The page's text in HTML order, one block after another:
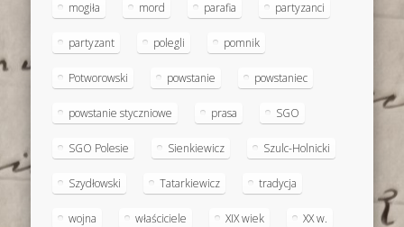
mogiła mord parafia partyzanci
partyzant polegli pomnik
Potworowski powstanie powstaniec
powstanie styczniowe prasa SGO
SGO Polesie Sienkiewicz Szulc-Holnicki
Szydłowski Tatarkiewicz tradycja
wojna właściciele XIX wiek XX w.